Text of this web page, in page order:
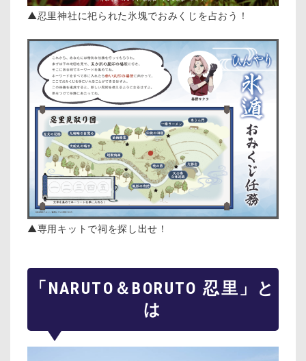
▲忍里神社に祀られた氷塊でおみくじを占おう！
▲専用キットで祠を探し出せ！
「NARUTO＆BORUTO 忍里」と
は